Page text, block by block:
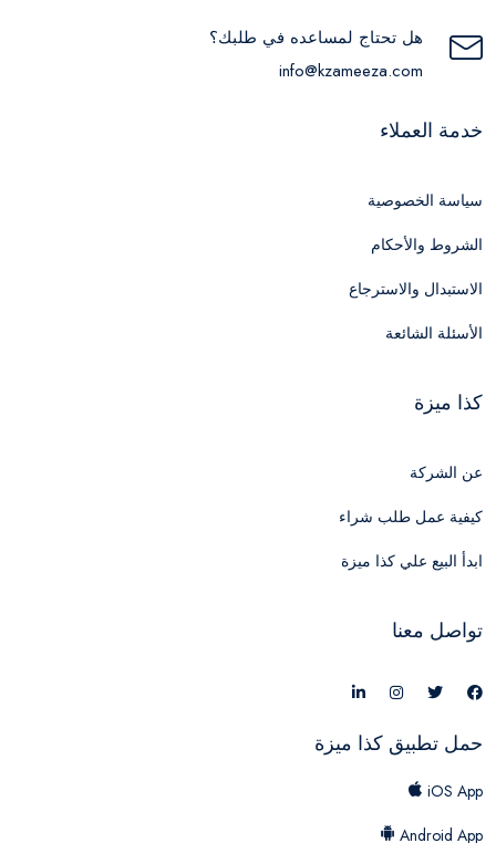
هل تحتاج لمساعده في طلبك؟
info@kzameeza.com
خدمة العملاء
سياسة الخصوصية
الشروط والأحكام
الاستبدال والاسترجاع
الأسئلة الشائعة
كذا ميزة
عن الشركة
كيفية عمل طلب شراء
ابدأ البيع علي كذا ميزة
تواصل معنا
حمل تطبيق كذا ميزة
iOS App
Android App